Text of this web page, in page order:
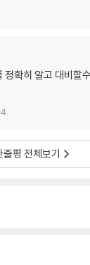
확히 알고 대비할
줄평 전체보기